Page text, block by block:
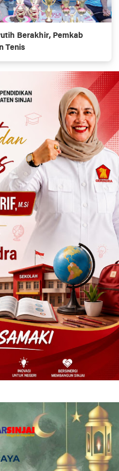
Berakhir, Pemkab
Tenis